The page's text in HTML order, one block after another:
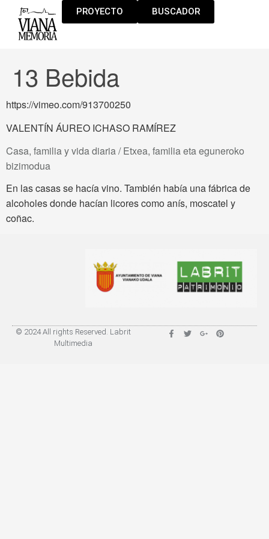
PROYECTO BUSCADOR
13 Bebida
https://vimeo.com/913700250
VALENTÍN ÁUREO ICHASO RAMÍREZ
Casa, familia y vida diaria / Etxea, familia eta eguneroko
bizimodua
En las casas se hacía vino. También había una fábrica de
alcoholes donde hacían licores como anís, moscatel y
coñac.
© 2024 All rights Reserved. Labrit
Multimedia